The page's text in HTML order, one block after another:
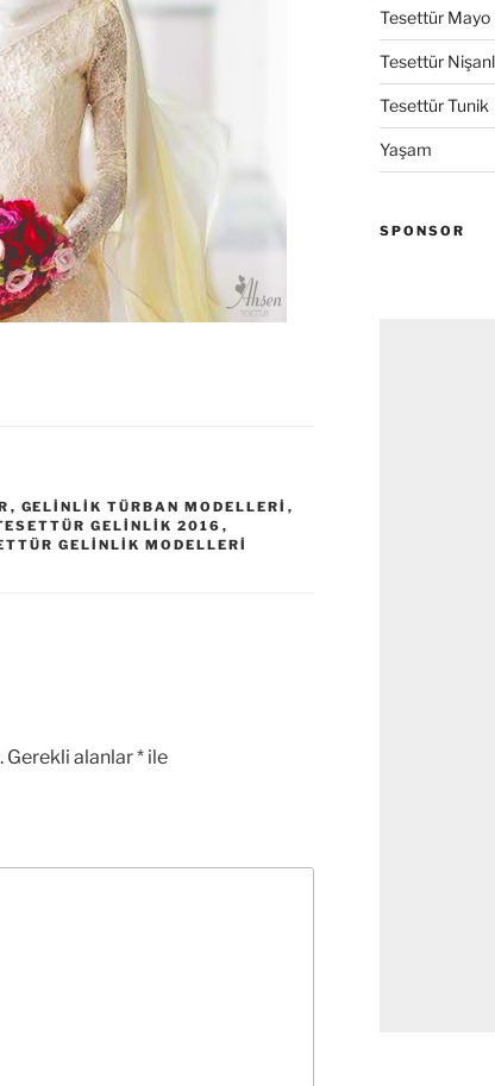
, GELINLIK TÜRBAN MODELLERI ,
GELINLIK 2016 ,
GELINLIK MODELLERI
Gerekli alanlar* ile
Tesettür Mayo
Tesettür
Tesettür Tunik
Yaşam
SPONSOR